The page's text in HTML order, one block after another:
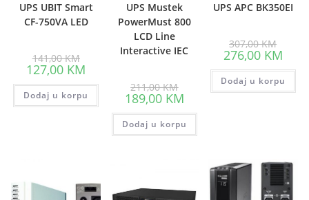
UPS UBIT Smart
CF-750VA LED
141,00KMprice
was:
141,00 KM.
127,00 KM
is:
127,00 KM.
Dodaj u korpu
UPS Mustek
PowerMust 800
LCD Line
Interactive IEC
211,00KMprice
was:
211,00 KM.
189,00 KMCurrent
price
is:
189,00 KM.
Dodaj u korpu
UPS APC BK350EI
307,00KM price
was:
307,00
276,00 KMprice
is:
Dodaj u korpu